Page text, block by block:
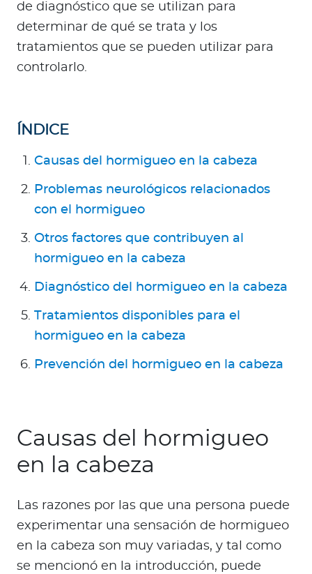
de diagnóstico que se utilizan para
determinar de qué se trata y los
tratamientos que se pueden utilizar para
controlarlo.
ÍNDICE
Causas del hormigueo en la cabeza
Problemas neurológicos relacionados
con el hormigueo
Otros factores que contribuyen al
hormigueo en la cabeza
Diagnóstico del hormigueo en la cabeza
Tratamientos disponibles para el
hormigueo en la cabeza
Prevención del hormigueo en la cabeza
Causas del hormigueo
en la cabeza
Las razones por las que una persona puede
experimentar una sensación de hormigueo
en la cabeza son muy variadas, y tal como
se mencionó en la introducción, puede